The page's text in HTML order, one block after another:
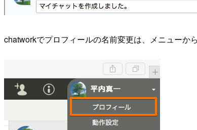
chatworkでプロフィールの名前変更は、メニューか